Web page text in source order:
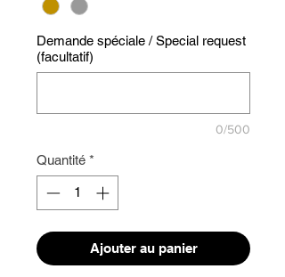
Demande spéciale / Special request
(facultatif)
0/500
Quantité *
Ajouter au panier